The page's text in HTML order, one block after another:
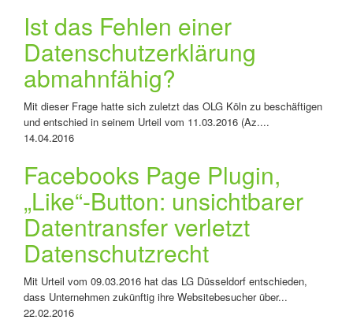
Ist das Fehlen einer
Datenschutzerklärung
abmahnfähig?
Mit dieser Frage hatte sich zuletzt das OLG Köln zu beschäftigen
und entschied in seinem Urteil vom 11.03.2016 (Az....
14.04.2016
Facebooks Page Plugin,
„Like“-Button: unsichtbarer
Datentransfer verletzt
Datenschutzrecht
Mit Urteil vom 09.03.2016 hat das LG Düsseldorf entschieden,
dass Unternehmen zukünftig ihre Websitebesucher über...
22.02.2016